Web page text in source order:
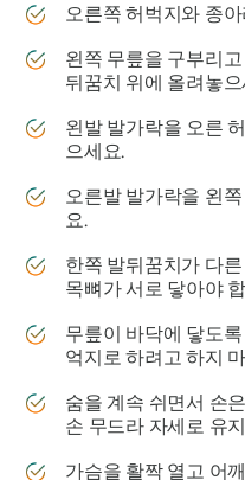
오른쪽 허벅지와 종
왼쪽 무릎을 구부리
뒤꿈치 위에 올려놓
왼발 발가락을 오른
으세요.
오른발 발가락을 왼
요.
한쪽 발뒤꿈치가 다
목뼈가 서로 닿아야
무릎이 바닥에 닿도
억지로 하려고 하지
숨을 계속 쉬면서 손
손 무드라 자세로 유
가슴을 활짝 열고 어